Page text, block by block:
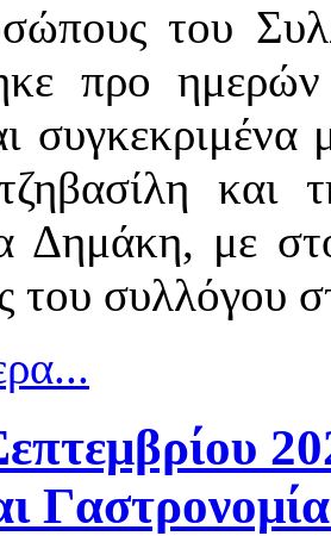
του
προ
και
Δημάκη, με
του συλλόγου